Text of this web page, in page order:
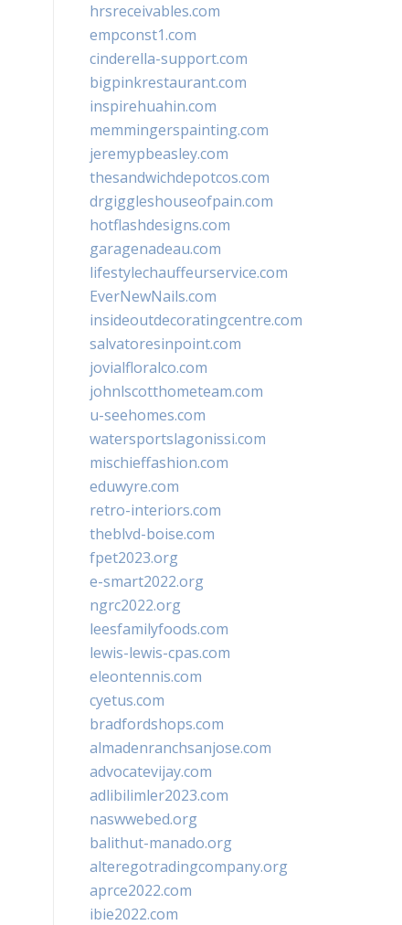
hrsreceivables.com
empconst1.com
cinderella-support.com
bigpinkrestaurant.com
inspirehuahin.com
memmingerspainting.com
jeremypbeasley.com
thesandwichdepotcos.com
drgiggleshouseofpain.com
hotflashdesigns.com
garagenadeau.com
lifestylechauffeurservice.com
EverNewNails.com
insideoutdecoratingcentre.com
salvatoresinpoint.com
jovialfloralco.com
johnlscotthometeam.com
u-seehomes.com
watersportslagonissi.com
mischieffashion.com
eduwyre.com
retro-interiors.com
theblvd-boise.com
fpet2023.org
e-smart2022.org
ngrc2022.org
leesfamilyfoods.com
lewis-lewis-cpas.com
eleontennis.com
cyetus.com
bradfordshops.com
almadenranchsanjose.com
advocatevijay.com
adlibilimler2023.com
naswwebed.org
balithut-manado.org
alteregotradingcompany.org
aprce2022.com
ibie2022.com